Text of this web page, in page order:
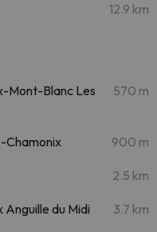
12.9 km
Mont-Blanc Les
570 m
Chamonix 900 m
2.5 km
du Midi 3.7 km